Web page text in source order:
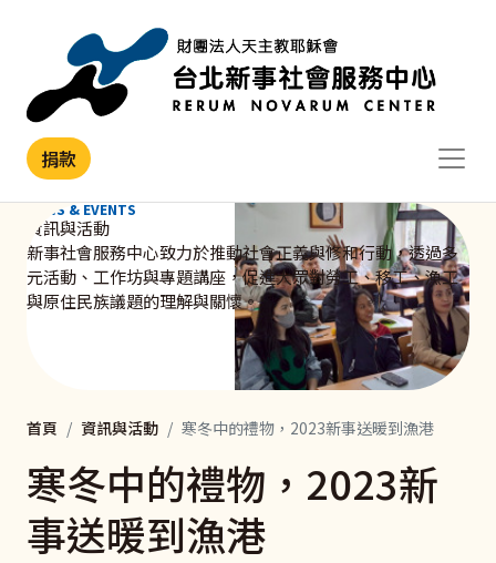
捐款
NEWS & EVENTS
資訊與活動
新事社會服務中心致力於推動社會正義與修和行動，透過多
元活動、工作坊與專題講座，促進大眾對勞工、移工、漁工
與原住民族議題的理解與關懷。
首頁 資訊與活動 寒冬中的禮物，2023新事送暖到漁港
寒冬中的禮物，2023新
事送暖到漁港